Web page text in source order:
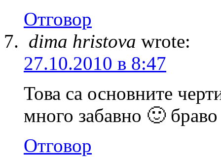
Отговор
dima hristova wrote:
27.10.2010 в 8:47
Това са основните
много забавно 🙂
Отговор